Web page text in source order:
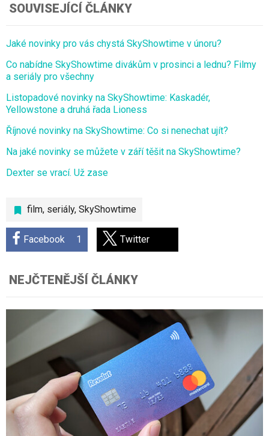
film, seriály, SkyShowtime
Facebook 1 Twitter
SOUVISEJÍCÍ ČLÁNKY
Jaké novinky pro vás chystá SkyShowtime v únoru?
Co nabídne SkyShowtime divákům v prosinci a lednu? Filmy
a seriály pro všechny
Listopadové novinky na SkyShowtime: Kaskadér,
Yellowstone a druhá řada Lioness
Říjnové novinky na SkyShowtime: Co si nenechat ujít?
Na jaké novinky se můžete v září těšit na SkyShowtime?
Dexter se vrací. Už zase
NEJČTENĚJŠÍ ČLÁNKY